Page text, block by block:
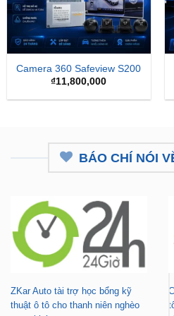
Camera 360 Safeview S200
₫11,800,000
BÁO CHÍ NÓI
ZKar Auto tài trợ học bổng kỹ
thuật ô tô cho thanh niên nghèo